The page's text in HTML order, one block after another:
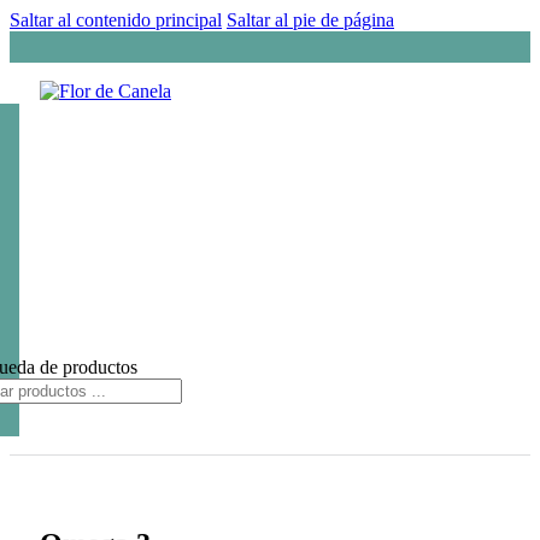
Saltar al contenido principal Saltar al pie de página
de productos